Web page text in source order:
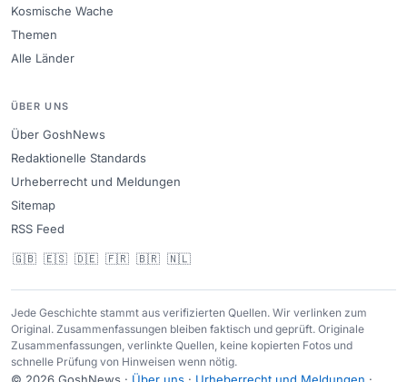
Kosmische Wache
Themen
Alle Länder
ÜBER UNS
Über GoshNews
Redaktionelle Standards
Urheberrecht und Meldungen
Sitemap
RSS Feed
🇬🇧 🇪🇸 🇩🇪 🇫🇷 🇧🇷 🇳🇱
Jede Geschichte stammt aus verifizierten Quellen. Wir verlinken zum
Original. Zusammenfassungen bleiben faktisch und geprüft. Originale
Zusammenfassungen, verlinkte Quellen, keine kopierten Fotos und
schnelle Prüfung von Hinweisen wenn nötig.